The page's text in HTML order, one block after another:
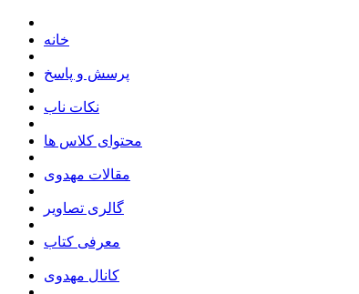
خانه
پرسش و پاسخ
نکات ناب
محتوای کلاس ها
مقالات مهدوی
گالری تصاویر
معرفی کتاب
کانال مهدوی